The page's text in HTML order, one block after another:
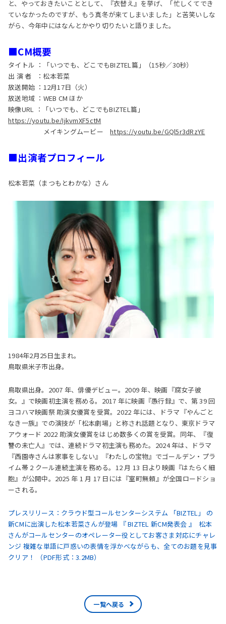
と、やっておきたいこととして、『衣替え』を挙げ、「忙しくてでき
ていなかったのですが、もう真冬が来てしまいました」と苦笑いしな
がら、今年中にはなんとかやり切りたいと語りました。
■CM概要
タイトル ：「いつでも、どこでもBIZTEL篇」（15秒／30秒）
出 演 者 ：松本若菜
放送開始 ：12月17日（火）
放送地域 ：WEB CM ほか
映像URL ：「いつでも、どこでもBIZTEL篇」
https://youtu.be/IjkvmXF5ctM
メイキングムービーhttps://youtu.be/GQl5r3dRzYE
■出演者プロフィール
松本若菜（まつもとわかな）さん
1984年2月25日生まれ。
鳥取県米子市出身。
鳥取県出身。2007 年、俳優デビュー。2009 年、映画『腐女子彼
女。』で映画初主演を務める。2017 年に映画『愚行録』で、第 39 回
ヨコハマ映画祭 助演女優賞を受賞。2022 年には、ドラマ『やんごと
なき一族』での演技が「松本劇場」と称され話題となり、東京ドラマ
アウォード 2022 助演女優賞をはじめ数多くの賞を受賞。同年、『復
讐の未亡人』では、連続ドラマ初主演も務めた。2024 年は、ドラマ
『西園寺さんは家事をしない』『わたしの宝物』でゴールデン・プラ
イム帯 2 クール連続主演を務める。12 月 13 日より映画『はたらく細
胞』が公開中。2025 年 1 月 17 日には『室町無頼』が全国ロードショ
ーされる。
プレスリリース：クラウド型コールセンターシステム 「BIZTEL」 の
新CMに出演した松本若菜さんが登場 『 BIZTEL 新CM発表会 』 松本
さんがコールセンターのオペレーター役としてお客さま対応にチャレ
ンジ 複雑な単語に戸惑いの表情を浮かべながらも、全てのお題を見事
クリア！ （PDF形式：3.2MB）
一覧へ戻る